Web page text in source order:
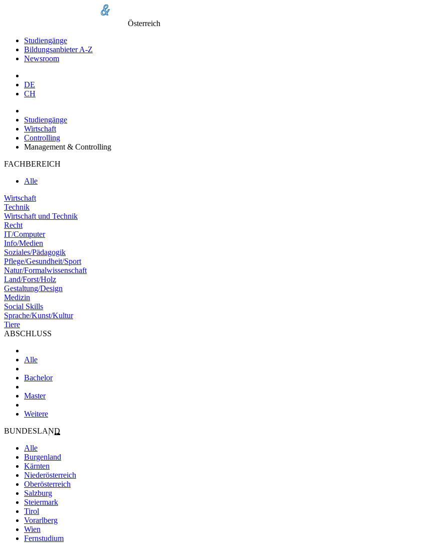
Österreich
Studiengänge
Bildungsanbieter A-Z
Newsroom
DE
CH
Studiengänge
Wirtschaft
Controlling
Management & Controlling
FACHBEREICH
Alle
Wirtschaft
Technik
Wirtschaft und Technik
Recht
IT/Computer
Info/Medien
Soziales/Pädagogik
Pflege/Gesundheit/Sport
Natur/Formalwissenschaft
Land/Forst/Holz
Gestaltung/Design
Medizin
Social Skills
Sprache/Kunst/Kultur
Tiere
ABSCHLUSS
Alle
Bachelor
Master
Weitere
BUNDESLAND
Alle
Burgenland
Kärnten
Niederösterreich
Oberösterreich
Salzburg
Steiermark
Tirol
Vorarlberg
Wien
Fernstudium